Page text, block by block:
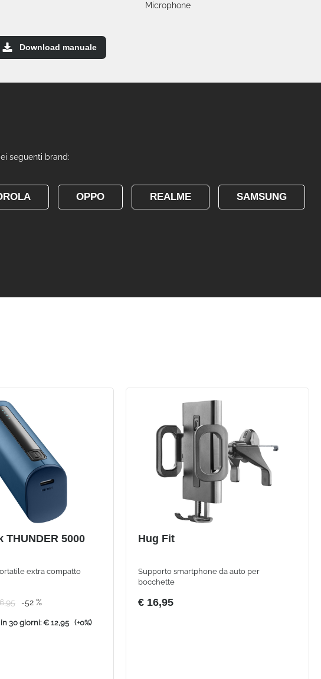
Microphone
Download manuale
seguenti brand:
OPPO REALME SAMSUNG
THUNDER 5000
extra compatto
-52 %
30 giorni: € 12,95 (+0%)
Hug Fit
Supporto smartphone da auto per
bocchette
€ 16,95